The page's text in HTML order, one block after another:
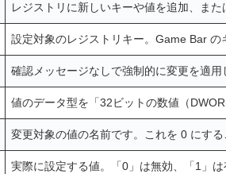
レジストリに新しいキーや値を追加、また
設定対象のレジストリキー。Game Bar の
確認メッセージなしで強制的に変更を適用
値のデータ型を「32ビットの数値（
変更対象の値の名前です。これを 0 にする
実際に設定する値。「0」は無効、「1」は